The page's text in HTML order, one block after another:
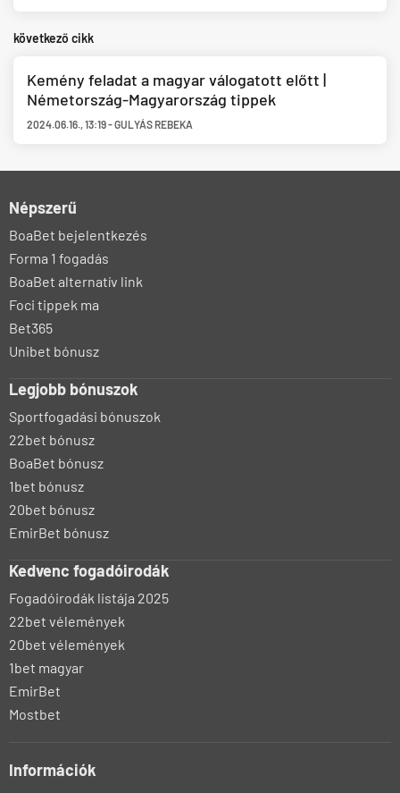
következő cikk
Kemény feladat a magyar válogatott előtt |
Németország-Magyarország tippek
2024.06.16.,13:19-GULYÁS REBEKA
Népszerű
BoaBet bejelentkezés
Forma 1 fogadás
BoaBet alternatív link
Foci tippek ma
Bet365
Unibet bónusz
Legjobb bónuszok
Sportfogadási bónuszok
22bet bónusz
BoaBet bónusz
1bet bónusz
20bet bónusz
EmirBet bónusz
Kedvenc fogadóirodák
Fogadóirodák listája 2025
22bet vélemények
20bet vélemények
1bet magyar
EmirBet
Mostbet
Információk